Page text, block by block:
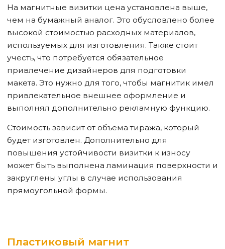
На магнитные визитки цена установлена выше,
чем на бумажный аналог. Это обусловлено более
высокой стоимостью расходных материалов,
используемых для изготовления. Также стоит
учесть, что потребуется обязательное
привлечение дизайнеров для подготовки
макета. Это нужно для того, чтобы магнитик имел
привлекательное внешнее оформление и
выполнял дополнительно рекламную функцию.
Стоимость зависит от объема тиража, который
будет изготовлен. Дополнительно для
повышения устойчивости визитки к износу
может быть выполнена ламинация поверхности и
закруглены углы в случае использования
прямоугольной формы.
Пластиковый магнит